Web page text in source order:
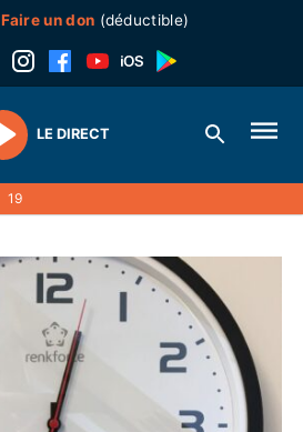
Faire un don (déductible)
Play
LE DIRECT
19